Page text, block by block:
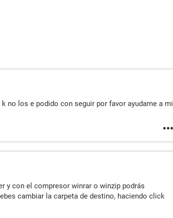
no los e podido con seguir por favor ayudame a mi
y con el compresor winrar o winzip podrás
cambiar la carpeta de destino, haciendo click